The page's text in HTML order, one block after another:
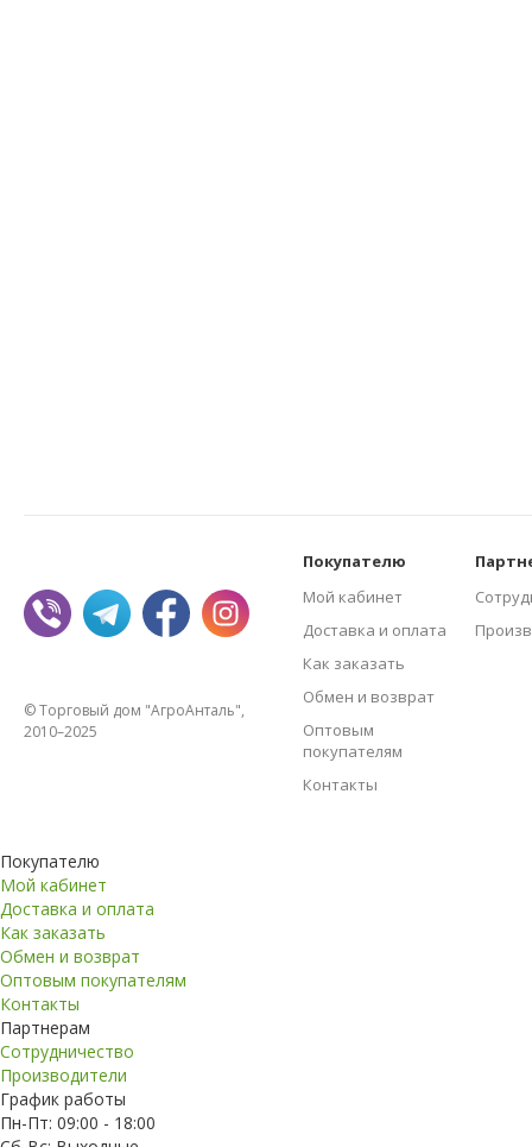
© Торговый дом "АгроАнталь",
2010–2025
Покупателю
Мой кабинет
Доставка и оплата
Как заказать
Обмен и возврат
Оптовым
покупателям
Контакты
Покупателю
Мой кабинет
Доставка и оплата
Как заказать
Обмен и возврат
Оптовым покупателям
Контакты
Партнерам
Сотрудничество
Производители
График работы
Пн-Пт: 09:00 - 18:00